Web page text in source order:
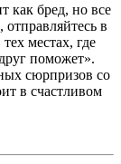
как бред, но все
в
местах, где
поможет».
сюрпризов со
в счастливом